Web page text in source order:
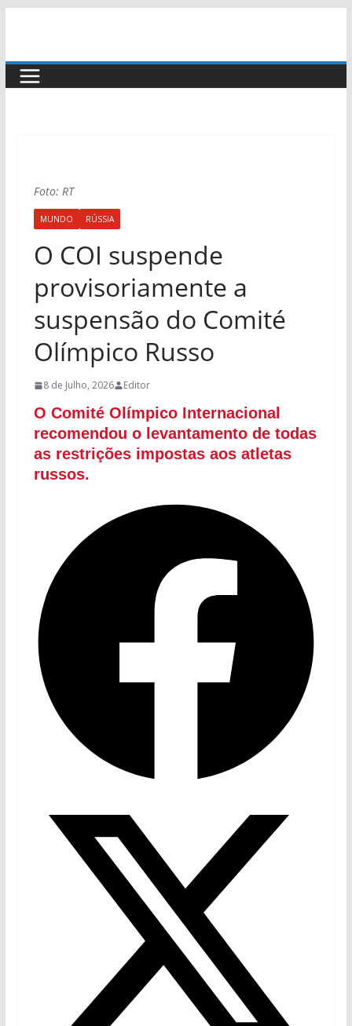
content
Foto: RT
MUNDO RÚSSIA
O COI suspende
provisoriamente a
suspensão do Comité
Olímpico Russo
8 de Julho, 2026 Editor
O Comité Olímpico Internacional
recomendou o levantamento de todas
as restrições impostas aos atletas
russos.